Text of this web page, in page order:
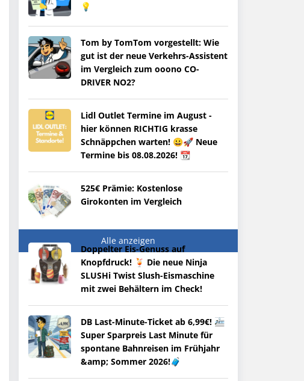
💡
Tom by TomTom vorgestellt: Wie
gut ist der neue Verkehrs-Assistent
im Vergleich zum ooono CO-
DRIVER NO2?
Lidl Outlet Termine im August -
hier können RICHTIG krasse
Schnäppchen warten! 😀🚀 Neue
Termine bis 08.08.2026! 📆
525€ Prämie: Kostenlose
Girokonten im Vergleich
Alle anzeigen
Doppelter Eis-Genuss auf
Knopfdruck! 🍹 Die neue Ninja
SLUSHi Twist Slush-Eismaschine
mit zwei Behältern im Check!
DB Last-Minute-Ticket ab 6,99€! 🚈
Super Sparpreis Last Minute für
spontane Bahnreisen im Frühjahr
&amp; Sommer 2026!🧳